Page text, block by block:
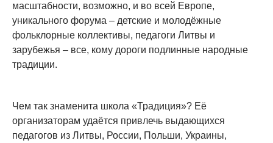
масштабности, возможно, и во всей Европе,
уникального форума – детские и молодёжные
фольклорные коллективы, педагоги Литвы и
зарубежья – все, кому дороги подлинные народные
традиции.
Чем так знаменита школа «Традиция»? Её
организаторам удаётся привлечь выдающихся
педагогов из Литвы, России, Польши, Украины,